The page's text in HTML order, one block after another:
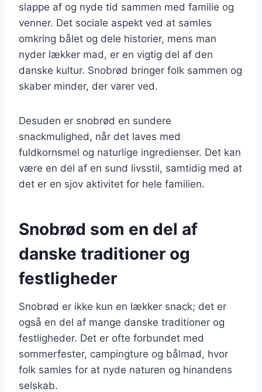
slappe af og nyde tid sammen med familie og
venner. Det sociale aspekt ved at samles
omkring bålet og dele historier, mens man
nyder lækker mad, er en vigtig del af den
danske kultur. Snobrød bringer folk sammen og
skaber minder, der varer ved.
Desuden er snobrød en sundere
snackmulighed, når det laves med
fuldkornsmel og naturlige ingredienser. Det kan
være en del af en sund livsstil, samtidig med at
det er en sjov aktivitet for hele familien.
Snobrød som en del af
danske traditioner og
festligheder
Snobrød er ikke kun en lækker snack; det er
også en del af mange danske traditioner og
festligheder. Det er ofte forbundet med
sommerfester, campingture og bålmad, hvor
folk samles for at nyde naturen og hinandens
selskab.